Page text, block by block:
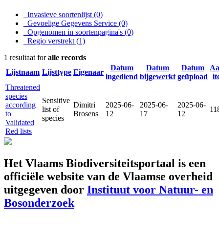
Invasieve soortenlijst (0)
Gevoelige Gegevens Service (0)
Opgenomen in soortenpagina's (0)
Regio verstrekt (1)
1 resultaat foralle records
Lijstnaam Lijsttype Eigenaar
Datum
ingediend
Datum
bijgewerkt
Datum
geüpload
Threatened
species
according
to
Validated
Red lists
Sensitive
list of
species
Dimitri
Brosens
2025-06-
12
2025-06-
17
2025-06-
12
Het Vlaams Biodiversiteitsportaal is een
officiële website van de Vlaamse overheid
uitgegeven door Instituut voor Natuur- en
Bosonderzoek